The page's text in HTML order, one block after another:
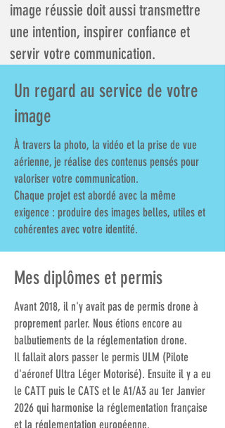
image réussie doit aussi transmettre
une intention, inspirer confiance et
servir votre communication.
Un regard au service de votre
image
À travers la photo, la vidéo et la prise de vue
aérienne, je réalise des contenus pensés pour
valoriser votre communication.
Chaque projet est abordé avec la même
exigence : produire des images belles, utiles et
cohérentes avec votre identité.
Mes diplômes et permis
Avant 2018, il n'y avait pas de permis drone à
proprement parler. Nous étions encore au
balbutiements de la réglementation drone.
Il fallait alors passer le permis ULM (Pilote
d'aéronef Ultra Léger Motorisé). Ensuite il y a eu
le CATT puis le CATS et le A1/A3 au 1er Janvier
2026 qui harmonise la réglementation française
et la réglementation européenne.